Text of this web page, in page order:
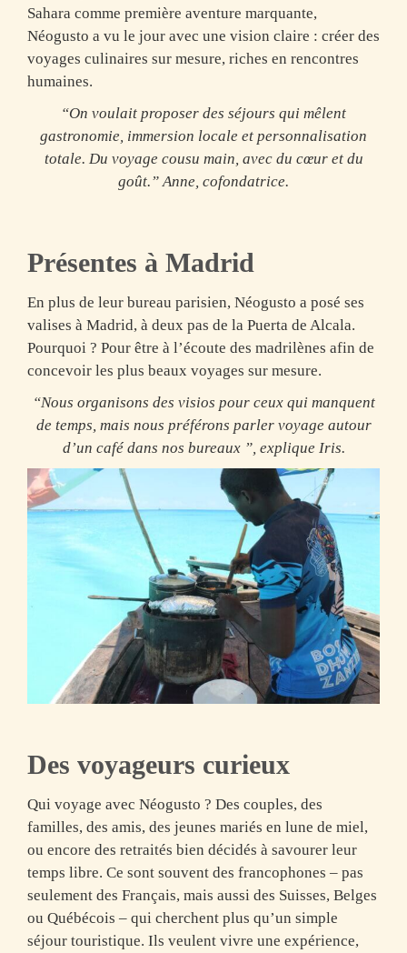
Sahara comme première aventure marquante,
Néogusto a vu le jour avec une vision claire : créer des
voyages culinaires sur mesure, riches en rencontres
humaines.
“On voulait proposer des séjours qui mêlent
gastronomie, immersion locale et personnalisation
totale. Du voyage cousu main, avec du cœur et du
goût.” Anne, cofondatrice.
Présentes à Madrid
En plus de leur bureau parisien, Néogusto a posé ses
valises à Madrid, à deux pas de la Puerta de Alcala.
Pourquoi ? Pour être à l’écoute des madrilènes afin de
concevoir les plus beaux voyages sur mesure.
“Nous organisons des visios pour ceux qui manquent
de temps, mais nous préférons parler voyage autour
d’un café dans nos bureaux ”, explique Iris.
Des voyageurs curieux
Qui voyage avec Néogusto ? Des couples, des
familles, des amis, des jeunes mariés en lune de miel,
ou encore des retraités bien décidés à savourer leur
temps libre. Ce sont souvent des francophones – pas
seulement des Français, mais aussi des Suisses, Belges
ou Québécois – qui cherchent plus qu’un simple
séjour touristique. Ils veulent vivre une expérience,